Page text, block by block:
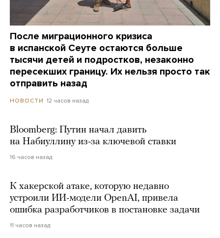
После миграционного кризиса
в испанской Сеуте остаются больше
тысячи детей и подростков, незаконно
пересекших границу. Их нельзя просто так
отправить назад
НОВОСТИ 12 часов назад
Bloomberg: Путин начал давить
на Набиуллину из-за ключевой ставки
16 часов назад
К хакерской атаке, которую недавно
устроили ИИ-модели OpenAI, привела
ошибка разработчиков в постановке задачи
11 часов назад